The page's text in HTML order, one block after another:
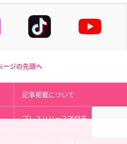
ージの先頭へ
記事掲載について
プレスリリース送付先